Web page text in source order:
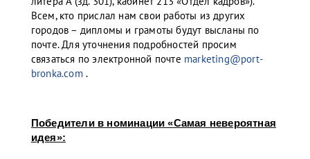
Всем, кто прислал нам свои работы из других
городов – дипломы и грамоты будут высланы по
почте. Для уточнения подробностей просим
связаться по электронной почте marketing@port-
bronka.com.
Победители в номинации «Самая невероятная
идея»: